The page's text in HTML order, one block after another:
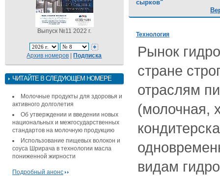
Выпуск №11 2022 г.
Архив номеров |Подписка
ЧИТАЙТЕ В СЛЕДУЮЩЕМ НОМЕРЕ
Молочные продукты для здоровья и
активного долголетия
Об утверждении и введении новых
национальных и межгосударственных
стандартов на молочную продукцию
Использование пищевых волокон и
соуса Шрирача в технологии масла
пониженной жирности
Подробный анонс
сырков"
Технология
Рынок
стране
отраслям
(молочная,
видам